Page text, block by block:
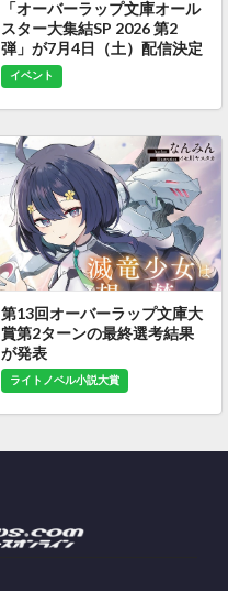
「オーバーラップ文庫オール
スター大集結SP 2026 第2
弾」が7月4日（土）配信決定
イベント
第13回オーバーラップ文庫大
賞第2ターンの最終選考結果
が発表
ライトノベル小説大賞